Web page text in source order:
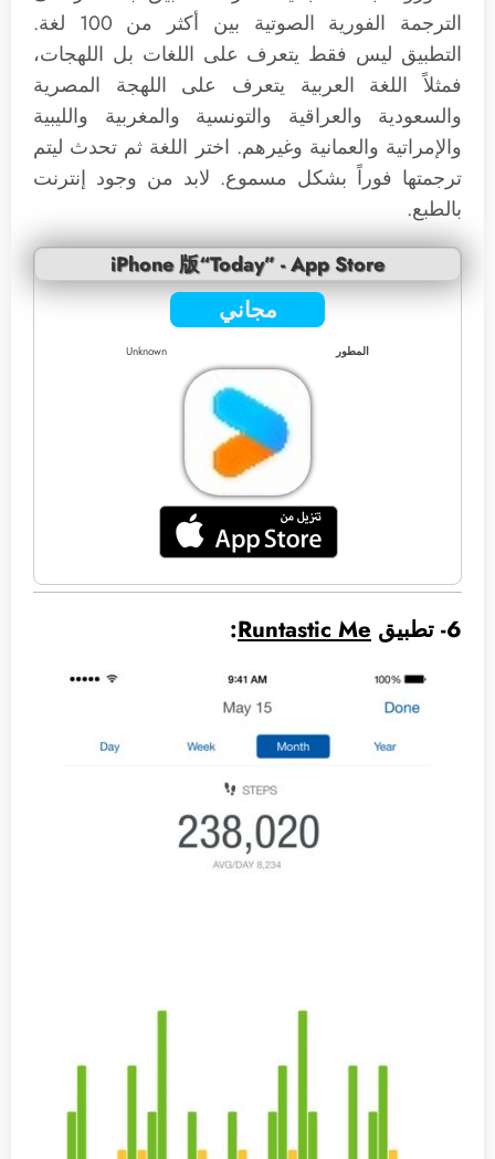
الترجمة الفورية الصوتية بين أكثر من 100 لغة.
التطبيق ليس فقط يتعرف على اللغات بل اللهجات،
فمثلاً اللغة العربية يتعرف على اللهجة المصرية
والسعودية والعراقية والتونسية والمغربية والليبية
والإمراتية والعمانية وغيرهم. اختر اللغة ثم تحدث ليتم
ترجمتها فوراً بشكل مسموع. لابد من وجود إنترنت
بالطبع.
iPhone 版“Today” - App Store
مجاني
المطور Unknown
6- تطبيق Runtastic Me
: